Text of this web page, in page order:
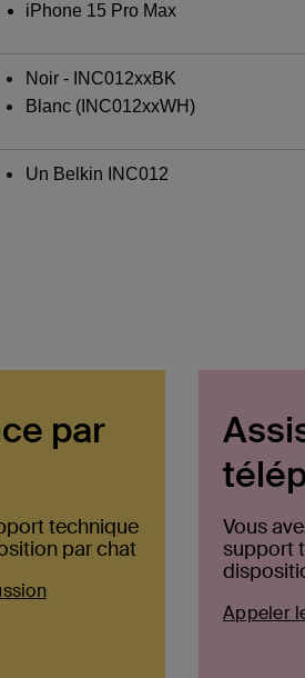
iPhone 15 Pro Max
Noir - INC012xxBK
Blanc (INC012xxWH)
Un Belkin INC012
par
technique
par chat
Vous
support
Appeler